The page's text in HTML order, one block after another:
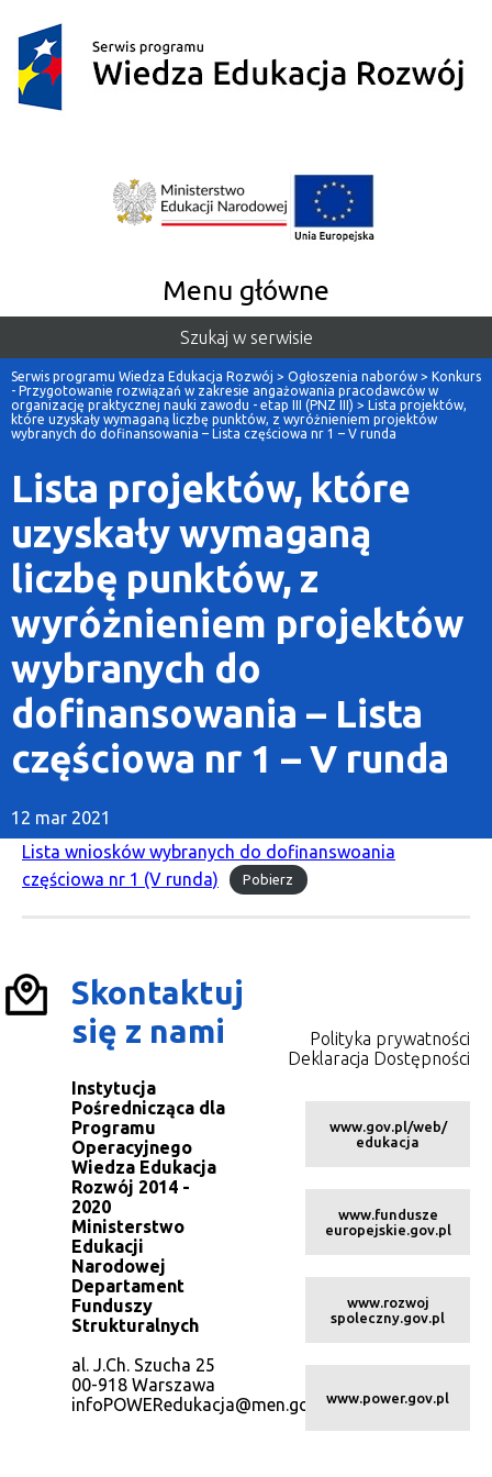
Menu główne
Szukaj w serwisie
Serwis programu Wiedza Edukacja Rozwój > Ogłoszenia naborów > Konkurs
- Przygotowanie rozwiązań w zakresie angażowania pracodawców w
organizację praktycznej nauki zawodu - etap III (PNZ III) > Lista projektów,
które uzyskały wymaganą liczbę punktów, z wyróżnieniem projektów
wybranych do dofinansowania – Lista częściowa nr 1 – V runda
Lista projektów, które
uzyskały wymaganą
liczbę punktów, z
wyróżnieniem projektów
wybranych do
dofinansowania – Lista
częściowa nr 1 – V runda
12 mar 2021
Lista wniosków wybranych do dofinanswoania
częściowa nr 1 (V runda)
Pobierz
Skontaktuj
się z nami
Instytucja
Pośrednicząca dla
Programu
Operacyjnego
Wiedza Edukacja
Rozwój 2014 -
2020
Ministerstwo
Edukacji
Narodowej
Departament
Funduszy
Strukturalnych
al. J.Ch. Szucha 25
00-918 Warszawa
infoPOWERedukacja@men.gov.pl
Polityka prywatności
Deklaracja Dostępności
www.gov.pl/web/
edukacja
www.fundusze
europejskie.gov.pl
www.rozwoj
spoleczny.gov.pl
www.power.gov.pl